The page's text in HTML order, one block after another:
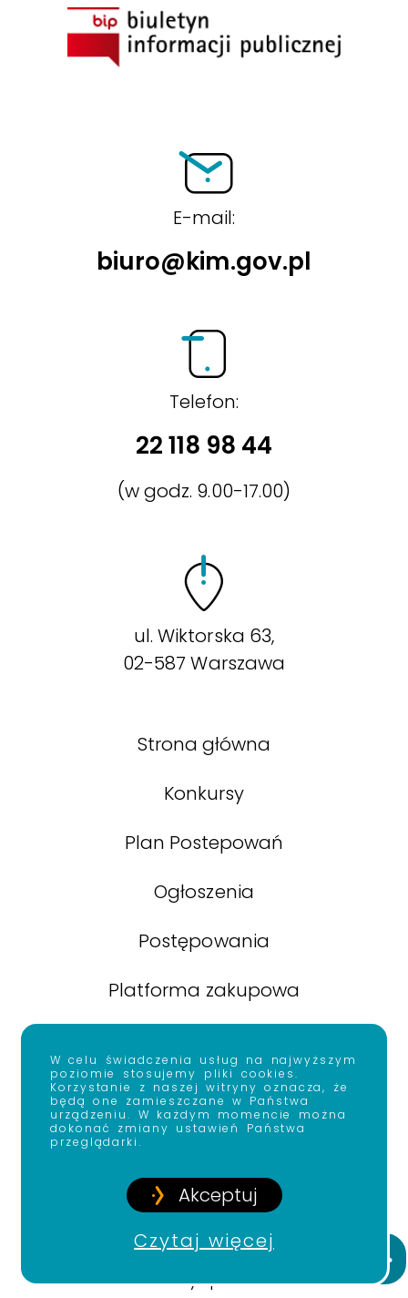
E-mail:
biuro@kim.gov.pl
Telefon:
22 118 98 44
(w godz. 9.00-17.00)
ul. Wiktorska 63,
02-587 Warszawa
Strona główna
Konkursy
Plan Postepowań
Ogłoszenia
Postępowania
Platforma zakupowa
Informacja o Dyrekcji
Kontakt
Copyright © 2022Krajowy Instytut Mediów
Created by:Epic Dreams
W celu świadczenia usług na najwyższym
poziomie stosujemy pliki cookies.
Korzystanie z naszej witryny oznacza, że
będą one zamieszczane w Państwa
urządzeniu. W każdym momencie można
dokonać zmiany ustawień Państwa
przeglądarki.
Akceptuj
Czytaj więcej